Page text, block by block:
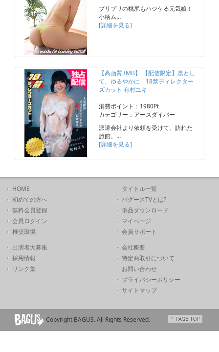
プリプリの桃尻もハジケる元気娘！
小柄ム…
[詳細を見る]
【高画質3MB】 【配信限定】凛とし
て、ゆるやかに 18禁ディレクター
ズカット 有村ユキ
消費ポイント：1980Pt
カテゴリー：アースダイバー
派遣会社より依頼を受けて、訪れた
旅館。…
[詳細を見る]
HOME
初めての方へ
無料会員登録
会員ログイン
推奨環境
タイトル一覧
バグースTVとは?
単品ダウンロード
マイページ
会員サポート
出演者大募集
採用情報
リンク集
会社概要
特定商取引について
お問い合わせ
プライバシーポリシー
サイトマップ
Copyright BAGUS. All Rights Reserved.